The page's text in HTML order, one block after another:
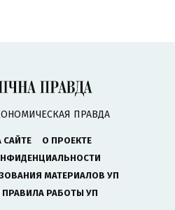
ПРАВДА
САЙТЕ
О ПРОЕКТЕ
МАТЕРИАЛОВ УП
РАБОТЫ УП